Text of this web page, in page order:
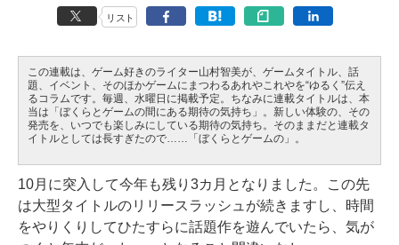
リスト
この連載は、ゲーム好きのライター山村智美が、ゲームタイトル、話
題、イベント、そのほかゲームにまつわるあれやこれやを“ゆるく”伝え
るコラムです。毎週、水曜日に掲載予定。ちなみに連載タイトルは、本
当は「ぼくらとゲームの間にある期待の気持ち」。新しい体験の、その
発売を、いつでも楽しみにしている期待の気持ち。そのままだと連載タ
イトルとしては長すぎたので……「ぼくらとゲームの」。
10月に突入して今年も残り3カ月となりました。この先
は大型タイトルのリリースラッシュが続きますし、時間
をやりくりしてひたすらに話題作を遊んでいたら、気が